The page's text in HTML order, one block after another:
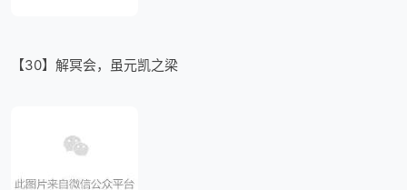
【30】解冥会，虽元凯之梁